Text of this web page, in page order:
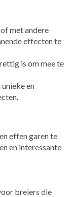
met andere
effecten te
is om mee te
en
effen garen te
en interessante
breiers die